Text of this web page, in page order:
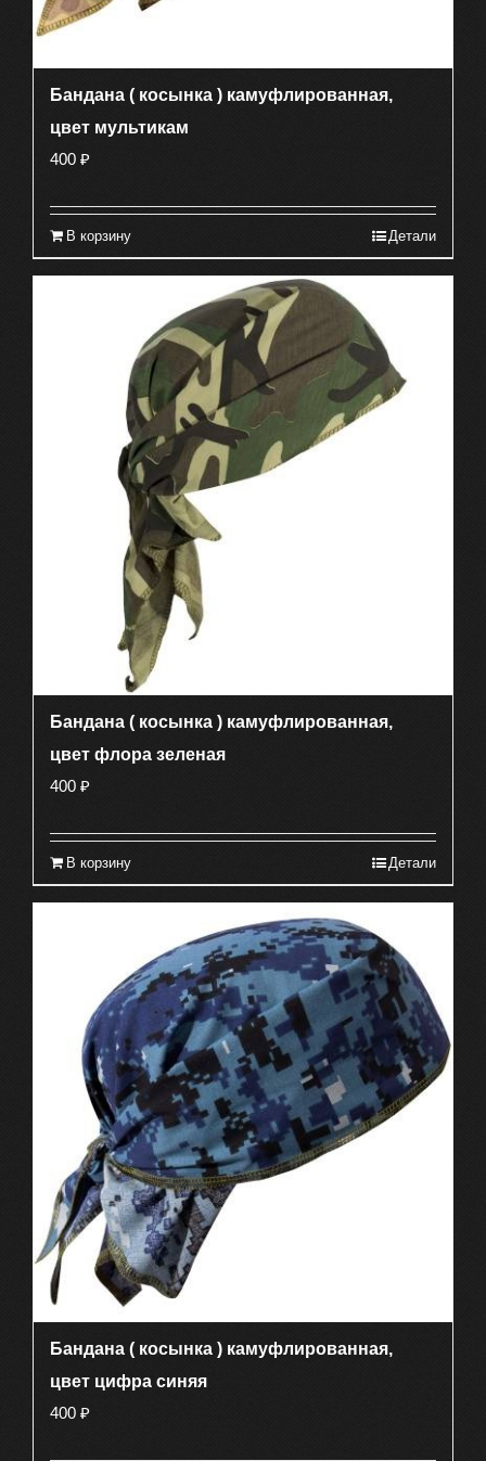
Бандана ( косынка ) камуфлированная,
цвет мультикам
400 ₽
В корзину Детали
Бандана ( косынка ) камуфлированная,
цвет флора зеленая
400 ₽
В корзину Детали
Бандана ( косынка ) камуфлированная,
цвет цифра синяя
400 ₽